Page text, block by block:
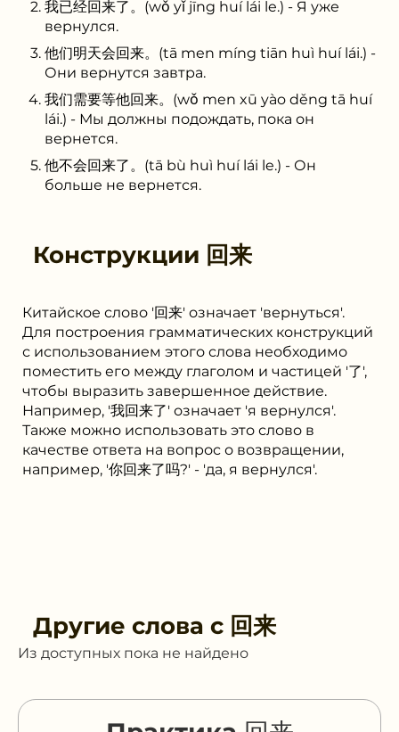
我已经回来了。(wǒ yǐ jīng huí lái le.) - Я уже
вернулся.
他们明天会回来。(tā men míng tiān huì huí lái.) -
Они вернутся завтра.
我们需要等他回来。(wǒ men xū yào děng tā huí
lái.) - Мы должны подождать, пока он
вернется.
他不会回来了。(tā bù huì huí lái le.) - Он
больше не вернется.
Конструкции 回来
Китайское слово '回来' означает 'вернуться'.
Для построения грамматических конструкций
с использованием этого слова необходимо
поместить его между глаголом и частицей '了',
чтобы выразить завершенное действие.
Например, '我回来了' означает 'я вернулся'.
Также можно использовать это слово в
качестве ответа на вопрос о возвращении,
например, '你回来了吗?' - 'да, я вернулся'.
Другие слова с 回来
Из доступных пока не найдено